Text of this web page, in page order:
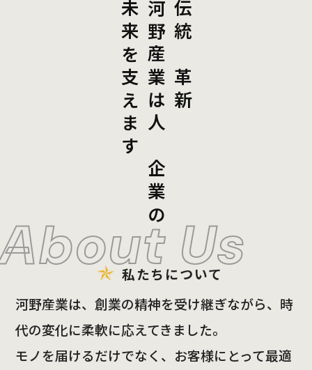
伝統と革新
河野産業は人と企業の
未来を支えます
私たちについて
河野産業は、創業の精神を受け継ぎながら、時
代の変化に柔軟に応えてきました。
モノを届けるだけでなく、お客様にとって最適